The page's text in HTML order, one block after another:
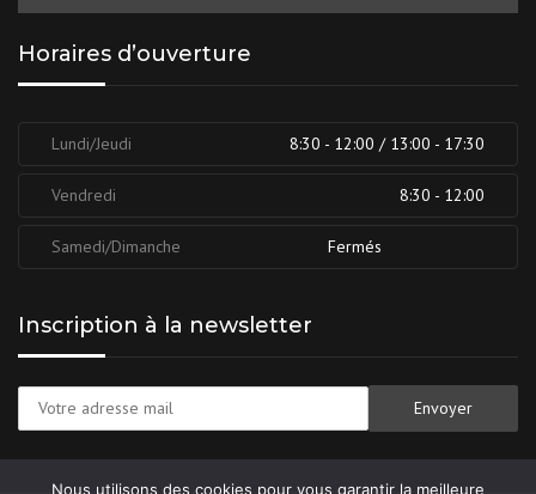
Horaires d’ouverture
Lundi/Jeudi 8:30 - 12:00 / 13:00 - 17:30
Vendredi 8:30 - 12:00
Samedi/Dimanche Fermés
Inscription à la newsletter
Nous utilisons des cookies pour vous garantir la meilleure